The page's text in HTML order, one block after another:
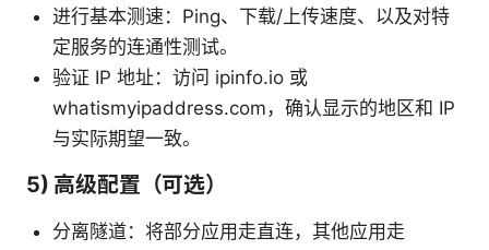
进行基本测速：Ping、下载/上传速度、以及对特
定服务的连通性测试。
验证 IP 地址：访问 ipinfo.io 或
whatismyipaddress.com，确认显示的地区和 IP
与实际期望一致。
5) 高级配置（可选）
分离隧道：将部分应用走直连，其他应用走